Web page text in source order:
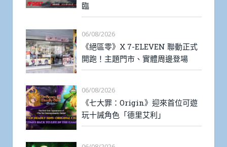
臨
06/08/2026
《絕區零》X 7-ELEVEN 聯動正式
開跑！主題門市、實體周邊登場
06/08/2026
《七大罪：Origin》迎來首位可遊
玩十誡角色「德里艾利」